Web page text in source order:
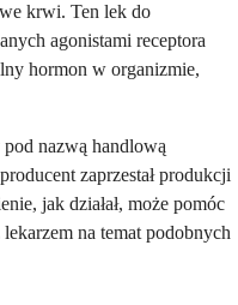
krwi. Ten lek do
agonistami receptora
hormon w organizmie,
nazwą handlową
zaprzestał produkcji
jak działał, może pomóc
na temat podobnych